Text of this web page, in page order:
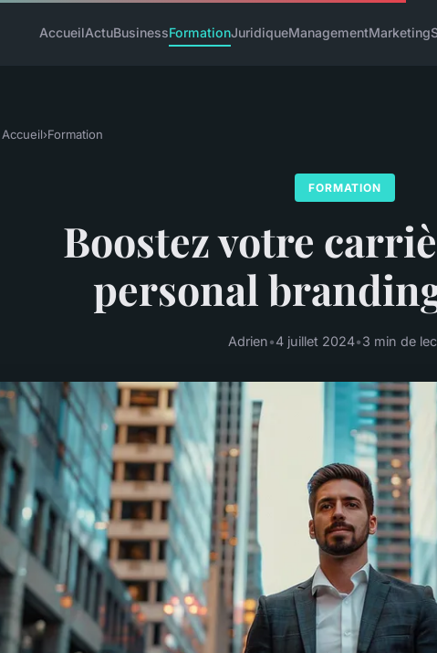
AccueilActuBusinessFormationJuridiqueManagementMarketing
Accueil›Formation
FORMATION
Boostez votre
personal
Adrien•4 juillet 2024•3 min de